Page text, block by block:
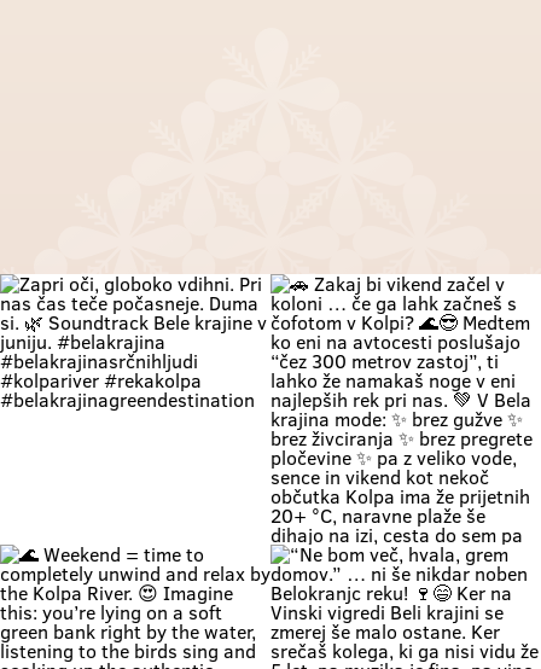
Zapri oči, globoko vdihni. Pri nas
čas teče počasneje. Duma si. 🌿
Soundtrack Bele krajine v juniju.
#belakrajina
#belakrajinasrčnihljudi
#kolpariver #rekakolpa
#belakrajinagreendestination
🚗 Zakaj bi vikend začel v koloni …
če ga lahk začneš s čofotom v
Kolpi? 🌊😎 Medtem ko eni na
avtocesti poslušajo “čez 300
metrov zastoj”, ti lahko že
namakaš noge v eni najlepših rek
pri nas. 💚 V Bela krajina mode: ✨